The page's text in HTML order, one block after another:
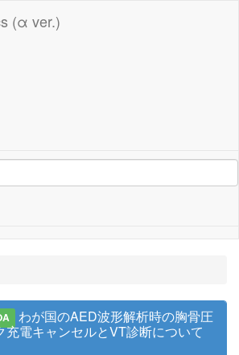
(α ver.)
わが国のAED波形解析時の胸骨圧
充電キャンセルとVT診断について